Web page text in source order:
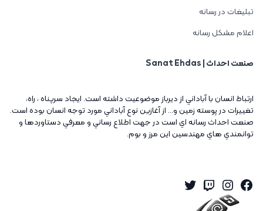
تبلیغات در رسانه
اعلام مشکل رسانه
صنعت احداث | Sanat Ehdas
ارتباط انسان با آباداني از ديرباز موضوعيت داشته است. ايجاد سرپناه ، راه،
تغييرات در پوسته زمين و... از آغازين نوع آباداني مورد توجه انسان بوده است.
صنعت احداث رسانه اي است در جهت اطلاع رساني و معرفي دستاوردها و
توانمندي هاي مهندسين اين مرز و بوم.
Facebook
Instagram
Twitch
Twitter